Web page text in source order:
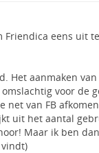
eens uit
Het aanmaken
voor de
net van FB
uit het aantal
Maar ik ben